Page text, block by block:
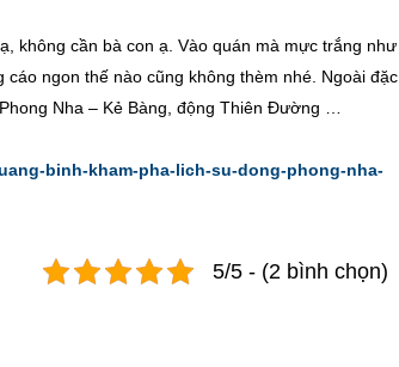
không cần bà con ạ. Vào quán mà mực trắng như
ngon thế nào cũng không thèm nhé. Ngoài đặc
Nha – Kẻ Bàng, động Thiên Đường …
binh-kham-pha-lich-su-dong-phong-nha-
5/5 - (2 bình chọn)